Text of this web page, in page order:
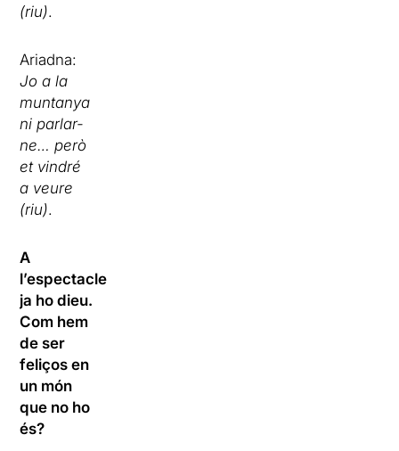
(riu).
Ariadna:
Jo a la
muntanya
ni parlar-
ne… però
et vindré
a veure
(riu).
A
l’espectacle
ja ho dieu.
Com hem
de ser
feliços en
un món
que no ho
és?